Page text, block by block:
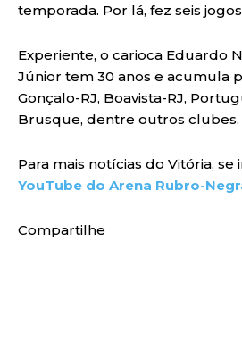
temporada. Por lá, fez seis
Experiente, o carioca Eduardo
Júnior tem 30 anos e acumula
Gonçalo-RJ, Boavista-RJ,
Brusque, dentre outros clubes.
Para mais notícias do Vitória, se
YouTube do Arena Rubro-
Compartilhe